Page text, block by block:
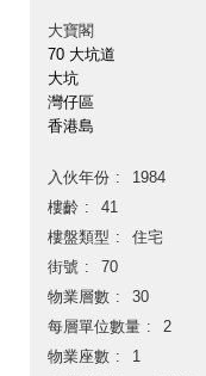
大寶閣
70 大坑道
大坑
灣仔區
香港島
入伙年份
1984
樓齡
41
樓盤類型
住宅
街號
70
物業層數
30
每層單位數量
2
物業座數
1